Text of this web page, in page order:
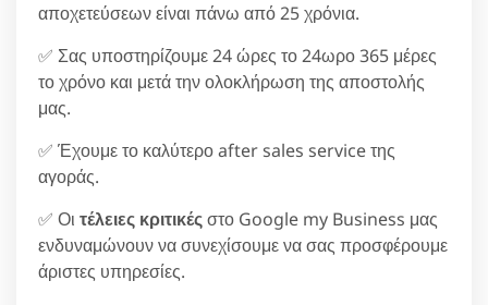
αποχετεύσεων είναι πάνω από 25 χρόνια.
✅ Σας υποστηρίζουμε 24 ώρες το 24ωρο 365 μέρες
το χρόνο και μετά την ολοκλήρωση της αποστολής
μας.
✅ Έχουμε το καλύτερο after sales service της
αγοράς.
✅ Οι τέλειες κριτικέςστο Google my Business μας
ενδυναμώνουν να συνεχίσουμε να σας προσφέρουμε
άριστες υπηρεσίες.